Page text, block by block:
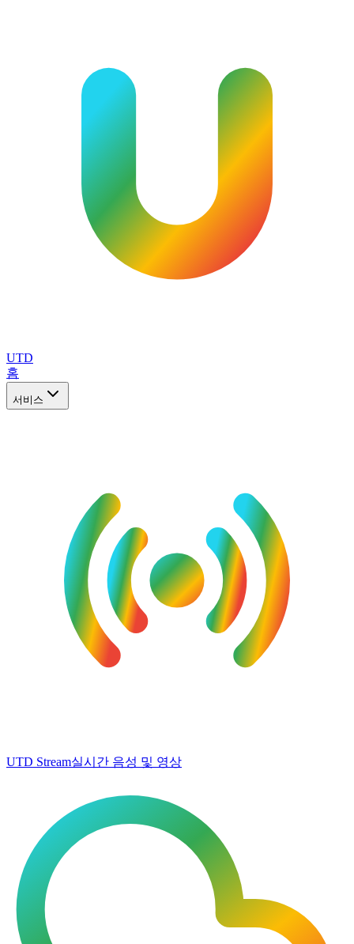
UTD
홈
서비스
UTD Stream실시간 음성 및 영상